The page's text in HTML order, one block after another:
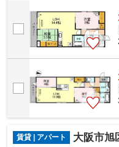
賃貸 | アパート 大阪市旭